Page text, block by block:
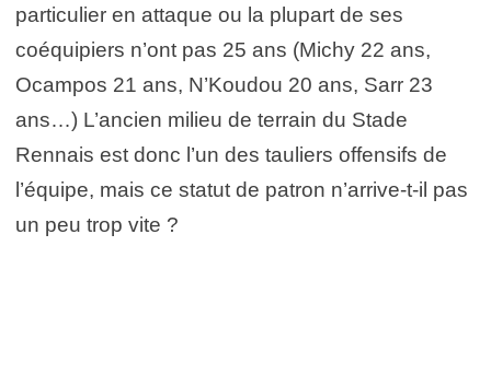
particulier en attaque ou la plupart de ses
coéquipiers n’ont pas 25 ans (Michy 22 ans,
Ocampos 21 ans, N’Koudou 20 ans, Sarr 23
ans…) L’ancien milieu de terrain du Stade
Rennais est donc l’un des tauliers offensifs de
l’équipe, mais ce statut de patron n’arrive-t-il pas
un peu trop vite ?